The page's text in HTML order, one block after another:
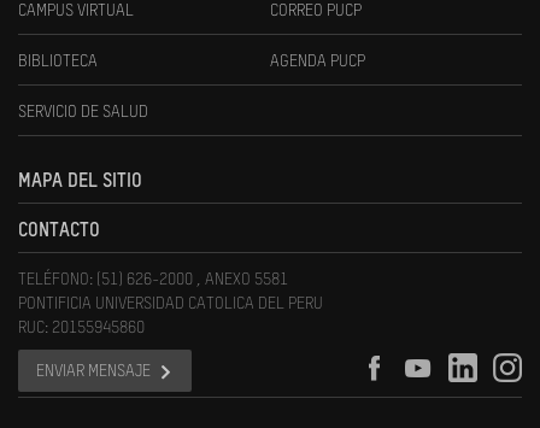
CAMPUS VIRTUAL CORREO PUCP
BIBLIOTECA AGENDA PUCP
SERVICIO DE SALUD
MAPA DEL SITIO
CONTACTO
TELÉFONO: (51) 626-2000 , ANEXO 5581
PONTIFICIA UNIVERSIDAD CATOLICA DEL PERU
RUC: 20155945860
ENVIAR MENSAJE